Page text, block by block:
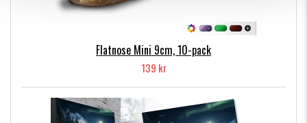
- Monolina 0,22mm, 25m
- Monkey Ned 7cm 12-pack 2 paket (June Bug
och Gold/Motoroil)
- M-WAR Ned Head storlek 1/0 5gr 4-pack
Flatnose Mini 9cm, 10-pack
139 kr